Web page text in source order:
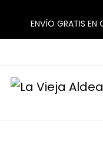
ENVÍO GRATIS EN
La Vieja Aldea
Tu Mercado Natural